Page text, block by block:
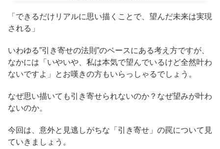
「できるだけリアルに思い描くことで、望んだ未来は実現
される」
いわゆる”引き寄せの法則”のベースにある考え方ですが、
なかには「いやいや、私は本気で望んでいるけど全然叶わ
ないですよ」とお嘆きの方もいらっしゃるでしょう。
なぜ思い描いても引き寄せられないのか？なぜ望みが叶わ
ないのか。
今回は、意外と見逃しがちな「引き寄せ」の罠について見
ていきましょう。